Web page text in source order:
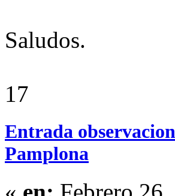
Saludos.
17
Entrada
Pamplona